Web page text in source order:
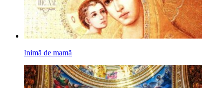
Inimă de mamă